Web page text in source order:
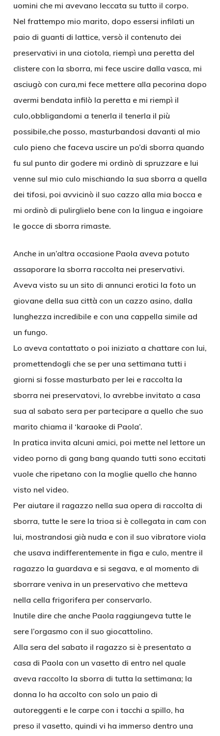
uomini che mi avevano leccata su tutto il corpo.
Nel frattempo mio marito, dopo essersi infilati un
paio di guanti di lattice, versò il contenuto dei
preservativi in una ciotola, riempì una peretta del
clistere con la sborra, mi fece uscire dalla vasca, mi
asciugò con cura,mi fece mettere alla pecorina dopo
avermi bendata infilò la peretta e mi riempì il
culo,obbligandomi a tenerla il tenerla il più
possibile,che posso, masturbandosi davanti al mio
culo pieno che faceva uscire un po’di sborra quando
fu sul punto dir godere mi ordinò di spruzzare e lui
venne sul mio culo mischiando la sua sborra a quella
dei tifosi, poi avvicinò il suo cazzo alla mia bocca e
mi ordinò di pulirglielo bene con la lingua e ingoiare
le gocce di sborra rimaste.
Anche in un’altra occasione Paola aveva potuto
assaporare la sborra raccolta nei preservativi.
Aveva visto su un sito di annunci erotici la foto un
giovane della sua città con un cazzo asino, dalla
lunghezza incredibile e con una cappella simile ad
un fungo.
Lo aveva contattato o poi iniziato a chattare con lui,
promettendogli che se per una settimana tutti i
giorni si fosse masturbato per lei e raccolta la
sborra nei preservatovi, lo avrebbe invitato a casa
sua al sabato sera per partecipare a quello che suo
marito chiama il ‘karaoke di Paola’.
In pratica invita alcuni amici, poi mette nel lettore un
video porno di gang bang quando tutti sono eccitati
vuole che ripetano con la moglie quello che hanno
visto nel video.
Per aiutare il ragazzo nella sua opera di raccolta di
sborra, tutte le sere la trioa si è collegata in cam con
lui, mostrandosi già nuda e con il suo vibratore viola
che usava indifferentemente in figa e culo, mentre il
ragazzo la guardava e si segava, e al momento di
sborrare veniva in un preservativo che metteva
nella cella frigorifera per conservarlo.
Inutile dire che anche Paola raggiungeva tutte le
sere l’orgasmo con il suo giocattolino.
Alla sera del sabato il ragazzo si è presentato a
casa di Paola con un vasetto di entro nel quale
aveva raccolto la sborra di tutta la settimana; la
donna lo ha accolto con solo un paio di
autoreggenti e le carpe con i tacchi a spillo, ha
preso il vasetto, quindi vi ha immerso dentro una